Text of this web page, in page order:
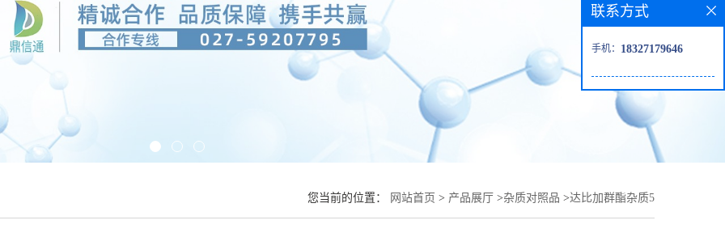
您当前的位置： 网站首页 > 产品展厅 >杂质对照品 >达比加群酯杂质5
联系方式
手机： 18327179646